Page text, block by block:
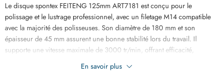
Le disque spontex FEITENG 125mm ART7181 est conçu pour le
polissage et le lustrage professionnel, avec un filetage M14 compatible
avec la majorité des polisseuses. Son diamètre de 180 mm et son
épaisseur de 45 mm assurent une bonne stabilité lors du travail. Il
supporte une vitesse maximale de 3000 tr/min, offrant efficacité,
durabilité et performance sur différentes surfaces.
En savoir plus